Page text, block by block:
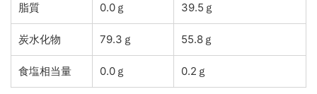
脂質 0.0ｇ 39.5ｇ
炭水化物 79.3ｇ 55.8ｇ
食塩相当量 0.0ｇ 0.2ｇ